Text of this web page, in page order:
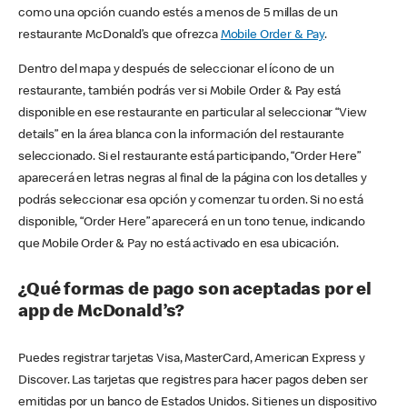
como una opción cuando estés a menos de 5 millas de un
restaurante McDonald’s que ofrezca Mobile Order & Pay.
Dentro del mapa y después de seleccionar el ícono de un
restaurante, también podrás ver si Mobile Order & Pay está
disponible en ese restaurante en particular al seleccionar “View
details” en la área blanca con la información del restaurante
seleccionado. Si el restaurante está participando, “Order Here”
aparecerá en letras negras al final de la página con los detalles y
podrás seleccionar esa opción y comenzar tu orden. Si no está
disponible, “Order Here” aparecerá en un tono tenue, indicando
que Mobile Order & Pay no está activado en esa ubicación.
¿Qué formas de pago son aceptadas por el
app de McDonald’s?
Puedes registrar tarjetas Visa, MasterCard, American Express y
Discover. Las tarjetas que registres para hacer pagos deben ser
emitidas por un banco de Estados Unidos. Si tienes un dispositivo